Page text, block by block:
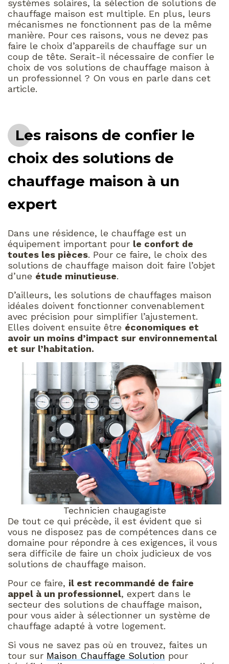
systèmes solaires, la sélection de solutions de
chauffage maison est multiple. En plus, leurs
mécanismes ne fonctionnent pas de la même
manière. Pour ces raisons, vous ne devez pas
faire le choix d’appareils de chauffage sur un
coup de tête. Serait-il nécessaire de confier le
choix de vos solutions de chauffage maison à
un professionnel ? On vous en parle dans cet
article.
Les raisons de confier le
choix des solutions de
chauffage maison à un
expert
Dans une résidence, le chauffage est un
équipement important pour le confort de
toutes les pièces. Pour ce faire, le choix des
solutions de chauffage maison doit faire l’objet
d’une étude minutieuse.
D’ailleurs, les solutions de chauffages maison
idéales doivent fonctionner convenablement
avec précision pour simplifier l’ajustement.
Elles doivent ensuite être économiques et
avoir un moins d’impact sur environnemental
et sur l’habitation.
Technicien chaugagiste
De tout ce qui précède, il est évident que si
vous ne disposez pas de compétences dans ce
domaine pour répondre à ces exigences, il vous
sera difficile de faire un choix judicieux de vos
solutions de chauffage maison.
Pour ce faire, il est recommandé de faire
appel à un professionnel, expert dans le
secteur des solutions de chauffage maison,
pour vous aider à sélectionner un système de
chauffage adapté à votre logement.
Si vous ne savez pas où en trouvez, faites un
tour sur Maison Chauffage Solution pour